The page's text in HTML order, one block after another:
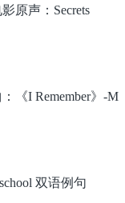
原声：Secrets
《I Remember》-M
双语例句